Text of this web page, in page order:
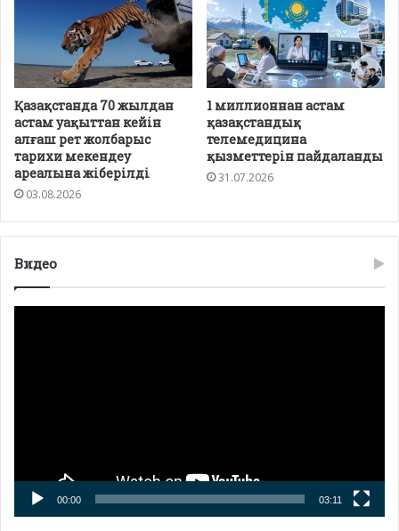
Қазақстанда 70 жылдан
астам уақыттан кейін
алғаш рет жолбарыс
тарихи мекендеу
ареалына жіберілді
03.08.2026
1 миллионнан астам
қазақстандық
телемедицина
қызметтерін пайдаланды
31.07.2026
Видео
00:00 03:11